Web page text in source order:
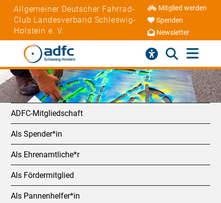
Allgemeiner Deutscher Fahrrad-
Club Landesverband Schleswig-
Holstein e. V.
Mitglied werden
Spenden
Newsletter
ADFC-Mitgliedschaft
Als Spender*in
Als Ehrenamtliche*r
Als Fördermitglied
Als Pannenhelfer*in